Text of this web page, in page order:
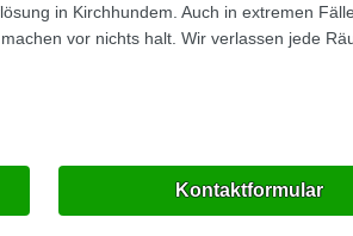
in Kirchhundem. Auch in extremen
vor nichts halt. Wir verlassen jede
Kontaktformular